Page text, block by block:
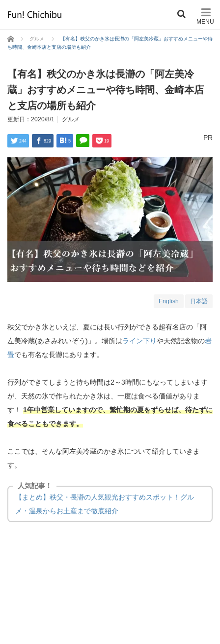
ホーム グルメ
【有名】秩父のかき氷は長瀞の「阿左美冷蔵」おすすめメニューや待
ち時間、金崎本店と支店の場所も紹介
【有名】秩父のかき氷は長瀞の「阿左美冷
蔵」おすすめメニューや待ち時間、金崎本店
と支店の場所も紹介
更新日： 2020/8/1 グルメ
PR
244 829 5 19
English 日本語
秩父でかき氷といえば、夏には長い行列ができる超有名店の「阿
左美冷蔵(あさみれいぞう)」。場所はライン下りや天然記念物の岩
畳でも有名な長瀞にあります。
行列ができてしまうと待ち時間は2～3時間にもなってしまいます
が、天然の氷で作られたかき氷は、一度は食べる価値がありま
す！ 1年中営業していますので、繁忙期の夏をずらせば、待たずに
食べることもできます。
ここでは、そんな阿左美冷蔵のかき氷について紹介していきま
す。
人気記事！
【まとめ】秩父・長瀞の人気観光おすすめスポット！グル
メ・温泉からお土産まで徹底紹介